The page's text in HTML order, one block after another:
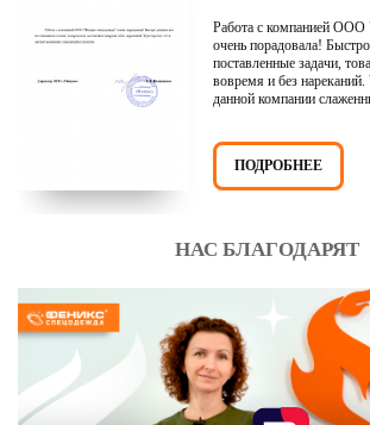
Работа с компанией ООО
очень порадовала!
поставленные задачи,
вовремя и без нареканий.
данной компании
ПОДРОБНЕЕ
НАС БЛАГОДАРЯТ